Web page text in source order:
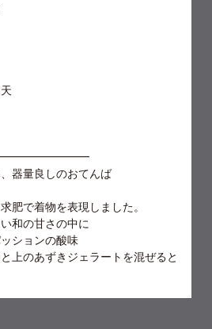
器量良しのおてんば
肥で着物を表現しました。
和の甘さの中に
ションの酸味
上のあずきジェラートを混ぜると